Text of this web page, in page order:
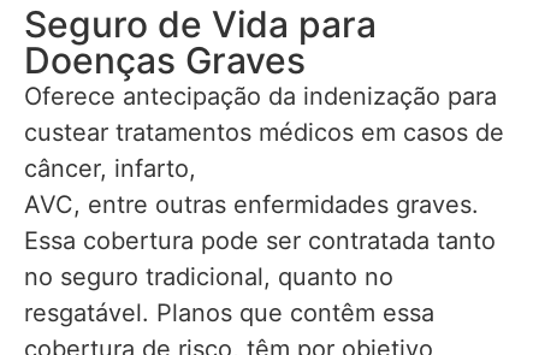
Seguro de Vida para
Doenças Graves
Oferece antecipação da indenização para
custear tratamentos médicos em casos de
câncer, infarto,
AVC, entre outras enfermidades graves.
Essa cobertura pode ser contratada tanto
no seguro tradicional, quanto no
resgatável. Planos que contêm essa
cobertura de risco, têm por objetivo